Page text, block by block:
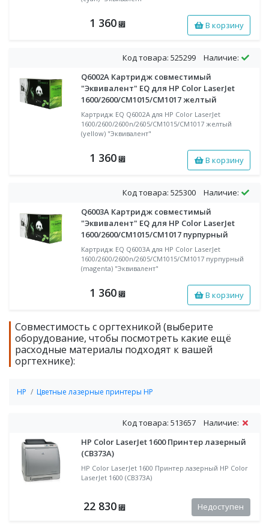
1 360 ⃏ В корзину
Код товара: 525299
Наличие:
Q6002A Картридж совместимый
"Эквивалент" EQ для HP Color LaserJet
1600/2600/CM1015/CM1017 желтый
Картридж EQ Q6002A для HP Color LaserJet
1600/2600/2600n/2605/CM1015/CM1017 желтый
(yellow) "Эквивалент"
1 360 ⃏ В корзину
Код товара: 525300
Наличие:
Q6003A Картридж совместимый
"Эквивалент" EQ для HP Color LaserJet
1600/2600/CM1015/CM1017 пурпурный
Картридж EQ Q6003A для HP Color LaserJet
1600/2600/2600n/2605/CM1015/CM1017 пурпурный
(magenta) "Эквивалент"
1 360 ⃏ В корзину
Совместимость с оргтехникой (выберите
оборудование, чтобы посмотреть какие ещё
расходные материалы подходят к вашей
оргтехнике):
HP Цветные лазерные принтеры HP
Код товара: 513657
Наличие:
HP Color LaserJet 1600 Принтер лазерный
(CB373A)
HP Color LaserJet 1600 Принтер лазерный HP Color
LaserJet 1600 (CB373A)
22 830 ⃏ Недоступен